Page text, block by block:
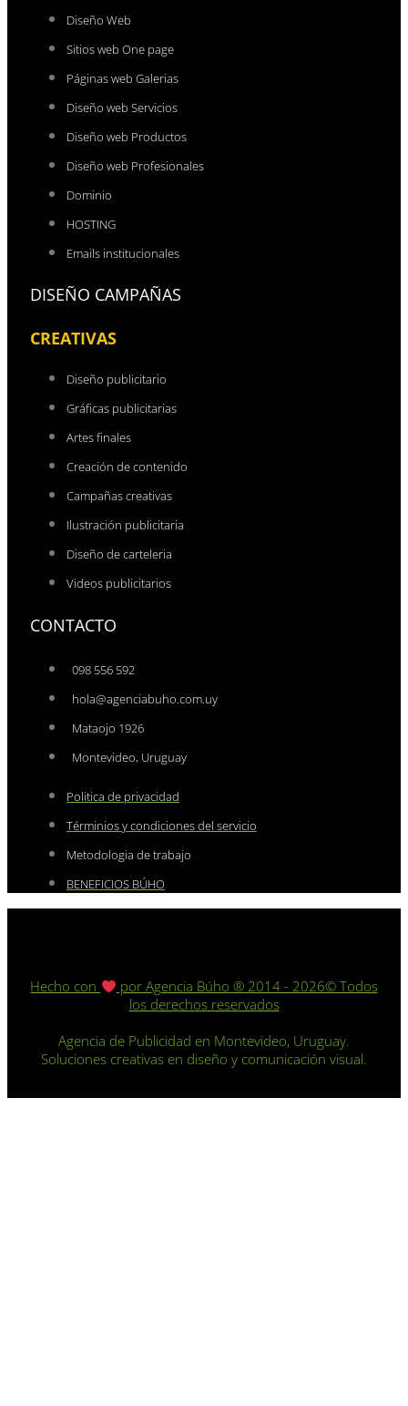
Diseño Web
Sitios web One page
Páginas web Galerias
Diseño web Servicios
Diseño web Productos
Diseño web Profesionales
Dominio
HOSTING
Emails institucionales
DISEÑO CAMPAÑAS
CREATIVAS
Diseño publicitario
Gráficas publicitarias
Artes finales
Creación de contenido
Campañas creativas
Ilustración publicitaria
Diseño de carteleria
Videos publicitarios
CONTACTO
098 556 592
hola@agenciabuho.com.uy
Mataojo 1926
Montevideo, Uruguay
Politica de privacidad
Términios y condiciones del servicio
Metodologia de trabajo
BENEFICIOS BÚHO
Hecho con por Agencia Búho ®️2014 - 2026© Todos
los derechos reservados
Agencia de Publicidad en Montevideo, Uruguay.
Soluciones creativas en diseño y comunicación visual.